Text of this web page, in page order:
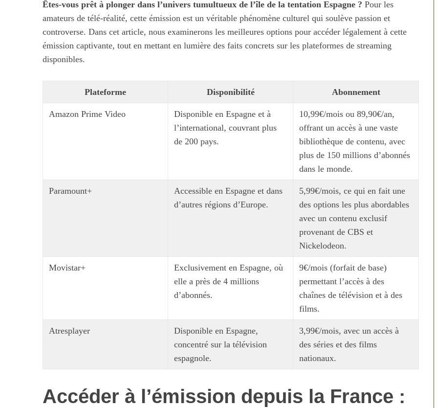
Êtes-vous prêt à plonger dans l’univers tumultueux de l’île de la tentation Espagne ? Pour les
amateurs de télé-réalité, cette émission est un véritable phénomène culturel qui soulève passion et
controverse. Dans cet article, nous examinerons les meilleures options pour accéder légalement à cette
émission captivante, tout en mettant en lumière des faits concrets sur les plateformes de streaming
disponibles.
Plateforme Disponibilité Abonnement
Amazon Prime Video
Disponible en Espagne et à
l’international, couvrant plus
de 200 pays.
10,99€/mois ou 89,90€/an,
offrant un accès à une vaste
bibliothèque de contenu, avec
plus de 150 millions d’abonnés
dans le monde.
Paramount+
Accessible en Espagne et dans
d’autres régions d’Europe.
5,99€/mois, ce qui en fait une
des options les plus abordables
avec un contenu exclusif
provenant de CBS et
Nickelodeon.
Movistar+
Exclusivement en Espagne, où
elle a près de 4 millions
d’abonnés.
9€/mois (forfait de base)
permettant l’accès à des
chaînes de télévision et à des
films.
Atresplayer
Disponible en Espagne,
concentré sur la télévision
espagnole.
3,99€/mois, avec un accès à
des séries et des films
nationaux.
Accéder à l’émission depuis la France :
Maximiser son temps au
quotidien
Transporter ses repas et ses
courses quand il fait chaud